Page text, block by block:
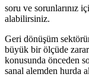
soru ve sorunlarınız
alabilirsiniz.
Geri dönüşüm
büyük bir ölçüde
konusunda önceden
sanal alemden hurda